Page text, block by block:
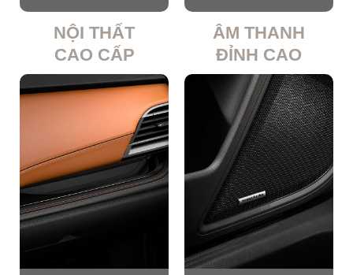
NỘI THẤT
CAO CẤP
ÂM THANH
ĐỈNH CAO